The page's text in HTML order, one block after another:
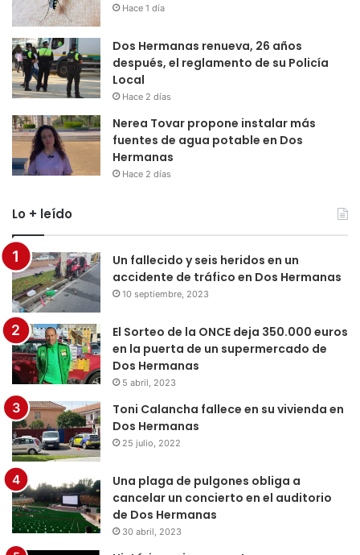
Hace 1 día
Dos Hermanas renueva, 26 años
después, el reglamento de su Policía
Local
Hace 2 días
Nerea Tovar propone instalar más
fuentes de agua potable en Dos
Hermanas
Hace 2 días
Lo + leído
Un fallecido y seis heridos en un
accidente de tráfico en Dos Hermanas
10 septiembre, 2023
El Sorteo de la ONCE deja 350.000 euros
en la puerta de un supermercado de
Dos Hermanas
5 abril, 2023
Toni Calancha fallece en su vivienda en
Dos Hermanas
25 julio, 2022
Una plaga de pulgones obliga a
cancelar un concierto en el auditorio
de Dos Hermanas
30 abril, 2023